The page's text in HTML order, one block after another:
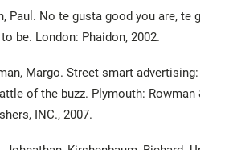
Paul. No te gusta good you are, te go
be. London: Phaidon, 2002.
Margo. Street smart advertising: how
of the buzz. Plymouth: Rowman &
INC., 2007.